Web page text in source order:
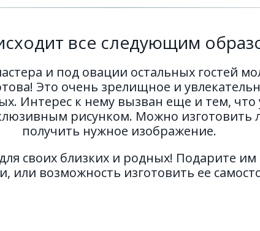
все следующим
и под овации остальных гостей
Это очень зрелищное и
Интерес к нему вызван еще и тем, что
рисунком. Можно
получить нужное изображение.
своих близких и родных! Подарите
или возможность изготовить ее